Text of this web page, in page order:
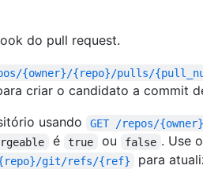
do pull request.
{owner}/{repo}/pulls/
criar o candidato a commit
usando
GET /repos/
é true ou false . Use
{repo}/git/refs/{ref}
para